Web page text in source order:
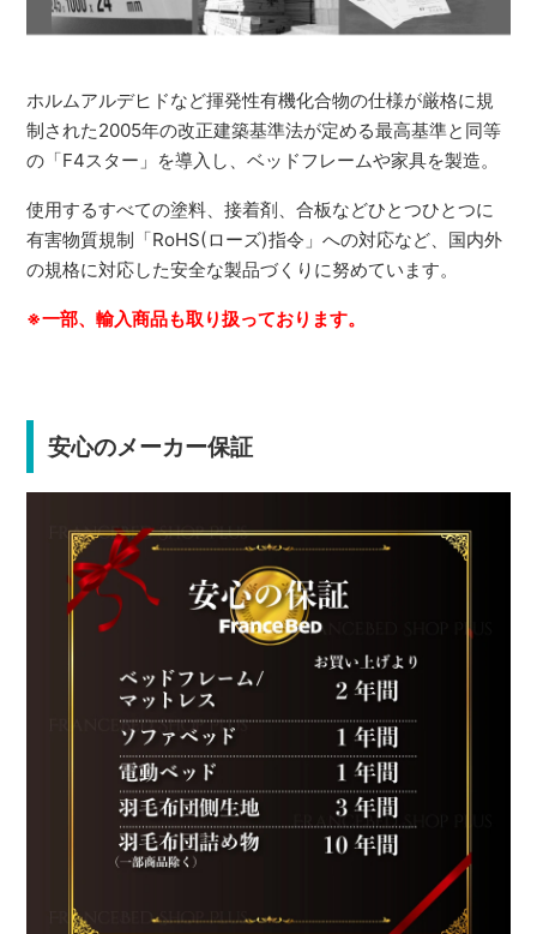
ホルムアルデヒドなど揮発性有機化合物の仕様が厳格に規
制された2005年の改正建築基準法が定める最高基準と同等
の「F4スター」を導入し、ベッドフレームや家具を製造。
使用するすべての塗料、接着剤、合板などひとつひとつに
有害物質規制「RoHS(ローズ)指令」への対応など、国内外
の規格に対応した安全な製品づくりに努めています。
※一部、輸入商品も取り扱っております。
安心のメーカー保証